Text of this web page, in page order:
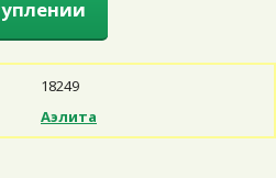
18249
Аэлита